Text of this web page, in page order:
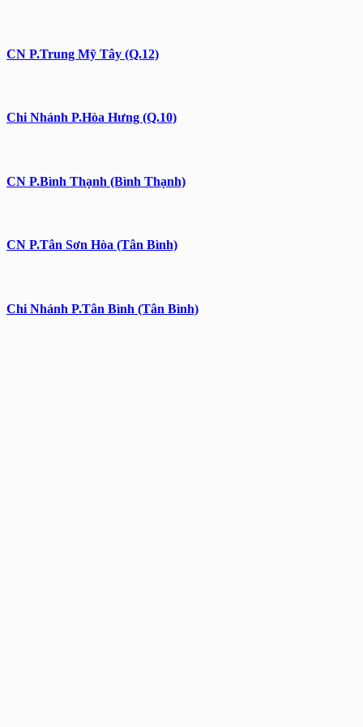
CN P.Trung Mỹ Tây (Q.12)
Chi Nhánh P.Hòa Hưng (Q.10)
CN P.Bình Thạnh (Bình Thạnh)
CN P.Tân Sơn Hòa (Tân Bình)
Chi Nhánh P.Tân Bình (Tân Bình)